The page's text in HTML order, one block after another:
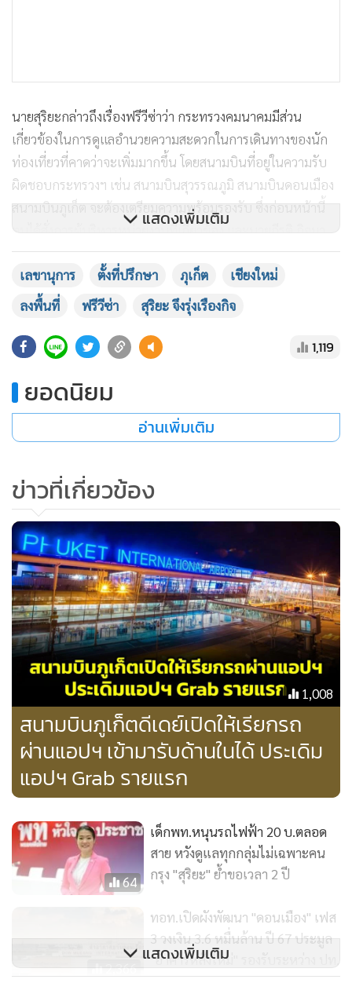
นายสุริยะกล่าวถึงเรื่องฟรีวีซ่าว่า กระทรวงคมนาคมมีส่วน
เกี่ยวข้องในการดูแลอำนวยความสะดวกในการเดินทางของนัก
ท่องเที่ยวที่คาดว่าจะเพิ่มมากขึ้น โดยสนามบินที่อยู่ในความรับ
ผิดชอบกระทรวงฯ เช่น สนามบินสุวรรณภูมิ สนามบินดอนเมือง
สนามบินภูเก็ต จะต้องเตรียมความพร้อมรองรับ ซึ่งก่อนหน้านี้
ตนได้สั่งการผู้บริหารหน่วยงานที่เกี่ยวข้อง และนายกีรติ กิจมา
นะวัฒน์ ผู้อำนวยการใหญ่ บริษัท ท่าอากาศยานไทย จำกัด
(มหาชน) หรือ ทอท. ที่มีหน้าที่ดูแลสนามบินหลัก ให้เร่งดำเนิน
การเตรียมความพร้อมสิ่งอำนวยความสะดวกต่างๆ เช่น การ
ประสานกับ สำนักงานตรวจคนเข้าเมือง (ตม.) เพื่อให้
กระบวนการทุกขั้นตอนมีความสะดวกรวดเร็ว ไม่ให้ผู้โดยสารเกิด
“ท่านนายกฯ ได้ให้นโยบายเรื่องฟรีวีซ่า มา 2-3 สัปดาห์แล้วเพื่อ
กระตุ้นด้านการท่องเที่ยว ดังนั้น หน่วยงานของกระทรวง
มาระยะหนึ่งแล้ว มั่นใจว่าจะเตรียมความพร้อมรองรับได้ตามเป้า
หมาย”
นายสุริยะกล่าวว่า ในวันที่ 15-16 ก.ย. 2566 นายกรัฐมนตรีมี
กำหนดที่จะเดินทางไปจังหวัดเชียงใหม่ ซึ่งตนจะเดินทางไปด้วย
โดยจะไปตรวจความพร้อมของสนามบินเชียงใหม่ และดูความคืบ
หน้าแผนการก่อสร้างสนามบินแห่งใหม่ รวมถึงโครงข่ายถนน
จากนั้นในวันที่ 29 ก.ย. 2566 จะไปสนามบินสุวรรณภูมิ เพื่อ
ติดตามผลการเปิดให้บริการอาคารเทียบเครื่องบินรองหลังที่ 1
(SAT-1 Full - Scale Trial Operations) แบบ Soft Opening ใน
วันที่ 28 ก.ย. 2566
หลังจากนั้นจะเดินทางไปยังจังหวัดภูเก็ต ซึ่งกำหนดวันที่ 29-30
ก.ย. 2566 เพื่อตรวจการเตรียมความพร้อมของสนามบินภูเก็ต
และติดตามแผนงานด้านโครงข่ายถนน ซึ่งจังหวัดภูเก็ตมีปัญหา
การจราจรติดขัด จะไปดูแผนงานโครงการของทั้งกรมทางหลวง
(ทล.) การทางพิเศษแห่งประเทศไทย (กทพ.) ว่ามีแผนดำเนิน
งานอย่างไรที่ต้องเร่งรัดเพื่อแก้ปัญหาให้ประชาชน
นายสุริยะย้ำถึงนโยบายค่าโดยสารรถไฟฟ้า 20 บาทตลอดสายว่า
จะเริ่มทันที โดยนำร่องรถไฟฟ้าสายสีแดง ช่วง ตลิ่งชัน-บางซื่อ-
รังสิต และสายสีม่วง ช่วงเตาปูน-ราษฎร์บูรณะ (วงแหวนกาญจนา
ภิเษก) ส่วนเส้นทางที่ต้องมีการเจรจากับเอกชน มีขั้นตอนดำเนิน
แสดงเพิ่มเติม
เลขานุการ ตั้งที่ปรึกษา ภุเก็ต
เชียงใหม่
ลงพื้นที่
ฟรีวีซ่า สุริยะ จึงรุ่งเรืองกิจ
1,119
ยอดนิยม
อ่านเพิ่มเติม
ข่าวที่เกี่ยวข้อง
1,008
สนามบินภูเก็ตดีเดย์เปิดให้เรียกรถ
ผ่านแอปฯ เข้ามารับด้านในได้ ประเดิม
แอปฯ Grab รายแรก
64
เด็กพท.หนุนรถไฟฟ้า 20 บ.ตลอด
สาย หวังดูแลทุกกลุ่มไม่เฉพาะคน
กรุง "สุริยะ" ย้ำขอเวลา 2 ปี
2,366
ทอท.เปิดผังพัฒนา "ดอนเมือง" เฟส
3 วงเงิน 3.6 หมื่นล้าน ปี 67 ประมูล
"อาคารหลังใหม่" รองรับระหว่าง ปท.
แสดงเพิ่มเติม